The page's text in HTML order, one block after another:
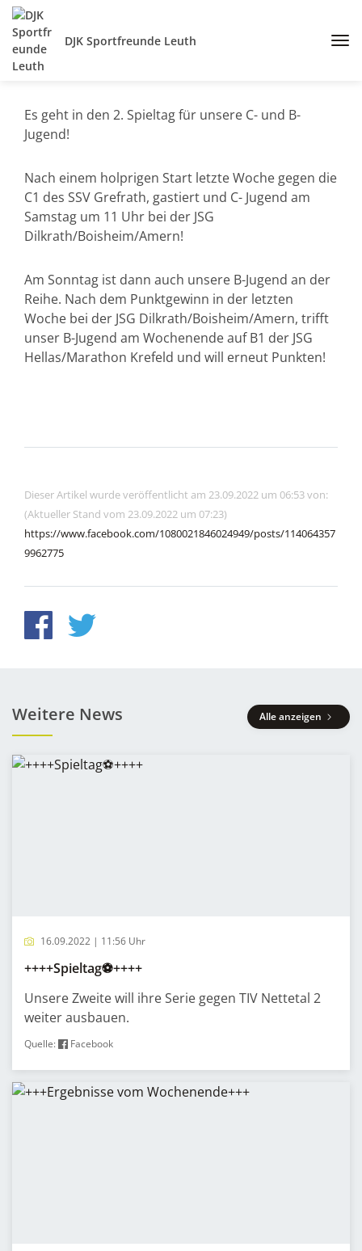
DJK Sportfreunde Leuth
Es geht in den 2. Spieltag für unsere C- und B-
Jugend!
Nach einem holprigen Start letzte Woche gegen die
C1 des SSV Grefrath, gastiert und C- Jugend am
Samstag um 11 Uhr bei der JSG
Dilkrath/Boisheim/Amern!
Am Sonntag ist dann auch unsere B-Jugend an der
Reihe. Nach dem Punktgewinn in der letzten
Woche bei der JSG Dilkrath/Boisheim/Amern, trifft
unser B-Jugend am Wochenende auf B1 der JSG
Hellas/Marathon Krefeld und will erneut Punkten!
Dieser Artikel wurde veröffentlicht am 23.09.2022 um 06:53 von:
(Aktueller Stand vom 23.09.2022 um 07:23)
https://www.facebook.com/1080021846024949/posts/114064357
9962775
Weitere News Alle anzeigen
16.09.2022 | 11:56 Uhr
++++Spieltag⚽️++++
Unsere Zweite will ihre Serie gegen TIV Nettetal 2
weiter ausbauen.
Quelle: Facebook